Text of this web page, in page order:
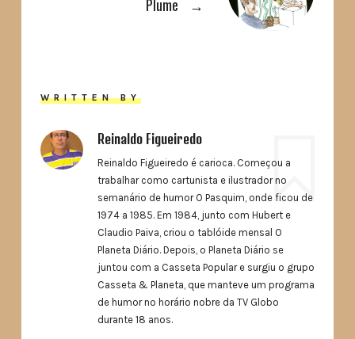
Plume
→
WRITTEN BY
Reinaldo Figueiredo
Reinaldo Figueiredo é carioca. Começou a
trabalhar como cartunista e ilustrador no
semanário de humor O Pasquim, onde ficou de
1974 a 1985. Em 1984, junto com Hubert e
Claudio Paiva, criou o tablóide mensal O
Planeta Diário. Depois, o Planeta Diário se
juntou com a Casseta Popular e surgiu o grupo
Casseta & Planeta, que manteve um programa
de humor no horário nobre da TV Globo
durante 18 anos.